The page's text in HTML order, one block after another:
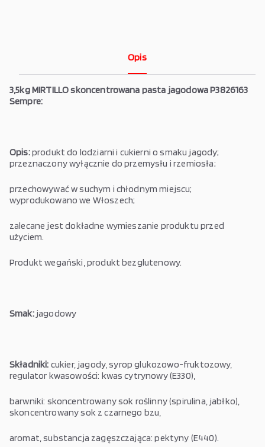
Opis
3,5kg MIRTILLO skoncentrowana pasta jagodowa P3826163
Sempre:
Opis:produkt do lodziarni i cukierni o smaku jagody;
przeznaczony wyłącznie do przemysłu i rzemiosła;
przechowywać w suchym i chłodnym miejscu;
wyprodukowano we Włoszech;
zalecane jest dokładne wymieszanie produktu przed
użyciem.
Produkt wegański, produkt bezglutenowy.
Smak:jagodowy
Składniki: cukier, jagody, syrop glukozowo-fruktozowy,
regulator kwasowości: kwas cytrynowy (E330),
barwniki: skoncentrowany sok roślinny (spirulina, jabłko),
skoncentrowany sok z czarnego bzu,
aromat, substancja zagęszczająca: pektyny (E440).